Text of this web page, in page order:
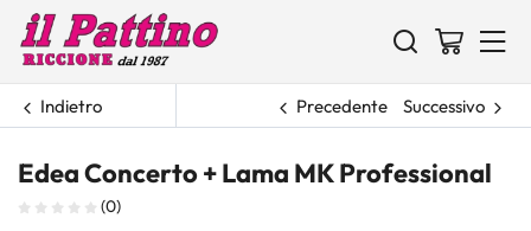
Indietro Precedente Successivo
Edea Concerto + Lama MK Professional
(0)